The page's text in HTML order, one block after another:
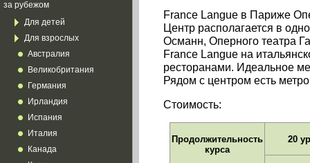
за рубежом
Для детей
Для взрослых
Австралия
Великобритания
Германия
Ирландия
Испания
Италия
Канада
France Langue в Париже
Центр располагается в
Османн, Оперного театра
France Langue на
ресторанами. Идеальное
Рядом с центром есть
Стоимость:
Продолжительность
курса
20